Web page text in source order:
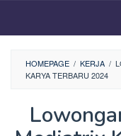
HOMEPAGE / KERJA /
KARYA TERBARU 2024